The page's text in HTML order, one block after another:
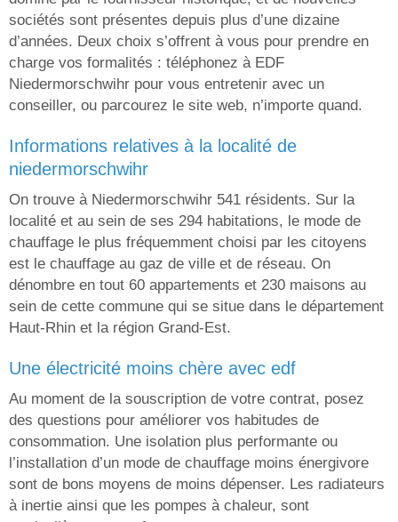
sociétés sont présentes depuis plus d’une dizaine
d’années. Deux choix s’offrent à vous pour prendre en
charge vos formalités : téléphonez à EDF
Niedermorschwihr pour vous entretenir avec un
conseiller, ou parcourez le site web, n’importe quand.
informations relatives à la localité de
niedermorschwihr
On trouve à Niedermorschwihr 541 résidents. Sur la
localité et au sein de ses 294 habitations, le mode de
chauffage le plus fréquemment choisi par les citoyens
est le chauffage au gaz de ville et de réseau. On
dénombre en tout 60 appartements et 230 maisons au
sein de cette commune qui se situe dans le département
Haut-Rhin et la région Grand-Est.
une électricité moins chère avec edf
Au moment de la souscription de votre contrat, posez
des questions pour améliorer vos habitudes de
consommation. Une isolation plus performante ou
l’installation d’un mode de chauffage moins énergivore
sont de bons moyens de moins dépenser. Les radiateurs
à inertie ainsi que les pompes à chaleur, sont